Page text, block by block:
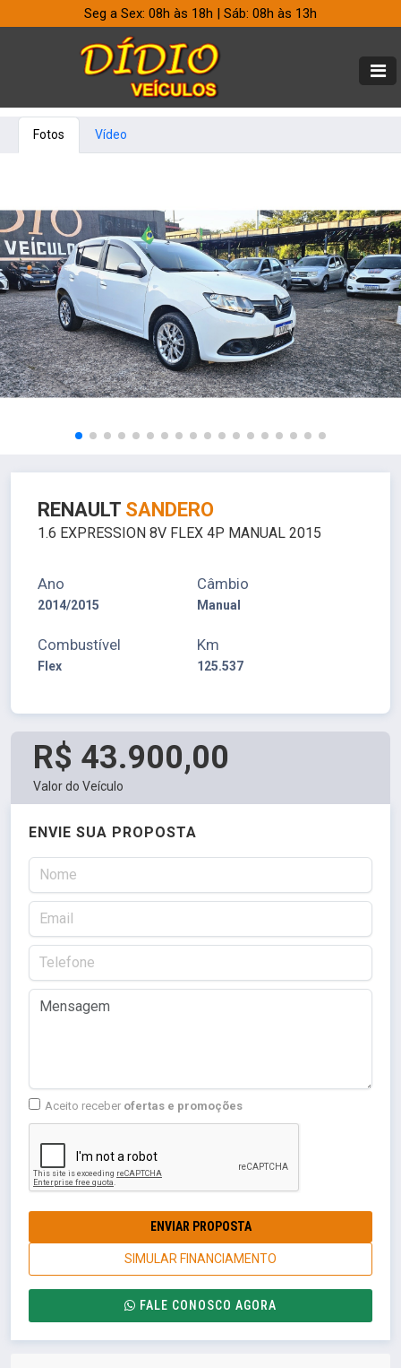
Seg a Sex: 08h às 18h | Sáb: 08h às 13h
Fotos Vídeo
RENAULT SANDERO
1.6 EXPRESSION 8V FLEX 4P MANUAL 2015
Ano
2014/2015
Câmbio
Manual
Combustível
Flex
Km
125.537
R$ 43.900,00
Valor do Veículo
ENVIE SUA PROPOSTA
Aceito receber ofertas e promoções
ENVIAR PROPOSTA
SIMULAR FINANCIAMENTO
FALE CONOSCO AGORA